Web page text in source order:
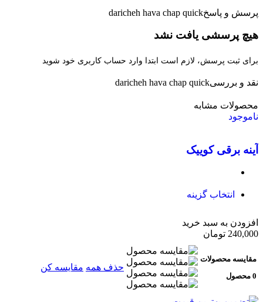
پرسش و پاسخdaricheh hava chap quick
هیچ پرسشی یافت نشد
برای ثبت پرسش، لازم است ابتدا وارد حساب کاربری خود شوید
نقد و بررسیdaricheh hava chap quick
محصولات مشابه
ناموجود
آینه برقی کوییک
انتخاب گزینه
افزودن به سبد خرید
240,000 تومان
مقایسه محصولات
0 محصول
حذف همه مقایسه کن